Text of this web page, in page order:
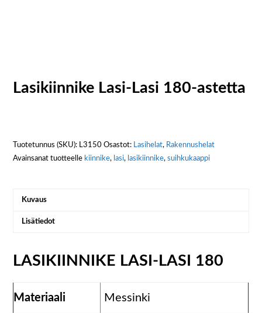
Lasikiinnike Lasi-Lasi 180-astetta
Tuotetunnus (SKU): L3150 Osastot: Lasihelat, Rakennushelat
Avainsanat tuotteelle kiinnike, lasi, lasikiinnike,suihkukaappi
Kuvaus
Lisätiedot
LASIKIINNIKE LASI-LASI 180
Materiaali Messinki